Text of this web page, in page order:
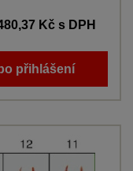
Kč s DPH
přihlášení